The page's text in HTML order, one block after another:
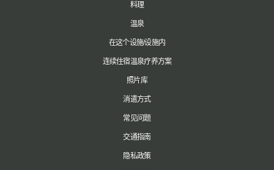
料理
温泉
在这个设施/设施内
连续住宿温泉疗养方案
照片库
消遣方式
常见问题
交通指南
隐私政策